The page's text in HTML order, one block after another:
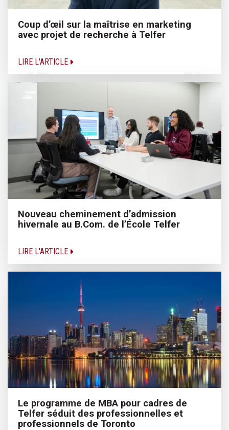
Coup d’œil sur la maîtrise en marketing
avec projet de recherche à Telfer
LIRE L'ARTICLE
Nouveau cheminement d’admission
hivernale au B.Com. de l’École Telfer
LIRE L'ARTICLE
Le programme de MBA pour cadres de
Telfer séduit des professionnelles et
professionnels de Toronto